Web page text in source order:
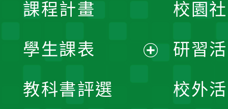
課程計畫
學生課表
教科書評選
校園
研習
校外